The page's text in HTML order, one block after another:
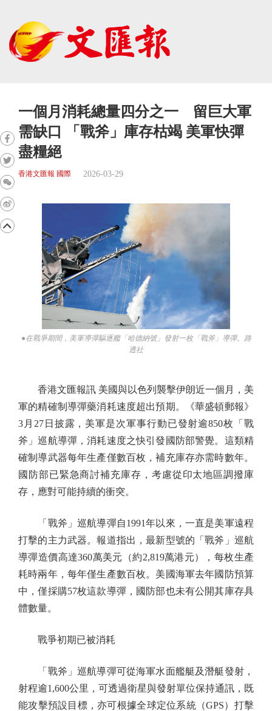
一個月消耗總量四分之一 留巨大軍
需缺口 「戰斧」庫存枯竭 美軍快彈
盡糧絕
香港文匯報 國際 2026-03-29
●在戰爭期間，美軍導彈驅逐艦「哈德納號」發射一枚「戰斧」導彈。路
透社
香港文匯報訊 美國與以色列襲擊伊朗近一個月，美
軍的精確制導彈藥消耗速度超出預期。《華盛頓郵報》
3月27日披露，美軍是次軍事行動已發射逾850枚「戰
斧」巡航導彈，消耗速度之快引發國防部警覺。這類精
確制導武器每年生產僅數百枚，補充庫存亦需時數年。
國防部已緊急商討補充庫存，考慮從印太地區調撥庫
存，應對可能持續的衝突。
「戰斧」巡航導彈自1991年以來，一直是美軍遠程
打擊的主力武器。報道指出，最新型號的「戰斧」巡航
導彈造價高達360萬美元（約2,819萬港元），每枚生產
耗時兩年，每年僅生產數百枚。美國海軍去年國防預算
中，僅採購57枚這款導彈，國防部也未有公開其庫存具
體數量。
戰爭初期已被消耗
「戰斧」巡航導彈可從海軍水面艦艇及潛艇發射，
射程逾1,600公里，可透過衛星與發射單位保持通訊，既
能攻擊預設目標，亦可根據全球定位系統（GPS）打擊